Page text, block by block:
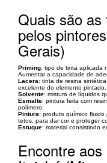
Quais são
pelos
Gerais)
Priming: tipo de tinta aplicada
Aumentar a capacidade de
Lacera: tinta de resina
excelente do elemento pintado.
Solvente: mistura de líquidos
Esmalte: pintura feita com
polímero.
Pintura: produto químico fluido
tetos, para dar cor e proteger
Estuque: material consistindo
Encontre